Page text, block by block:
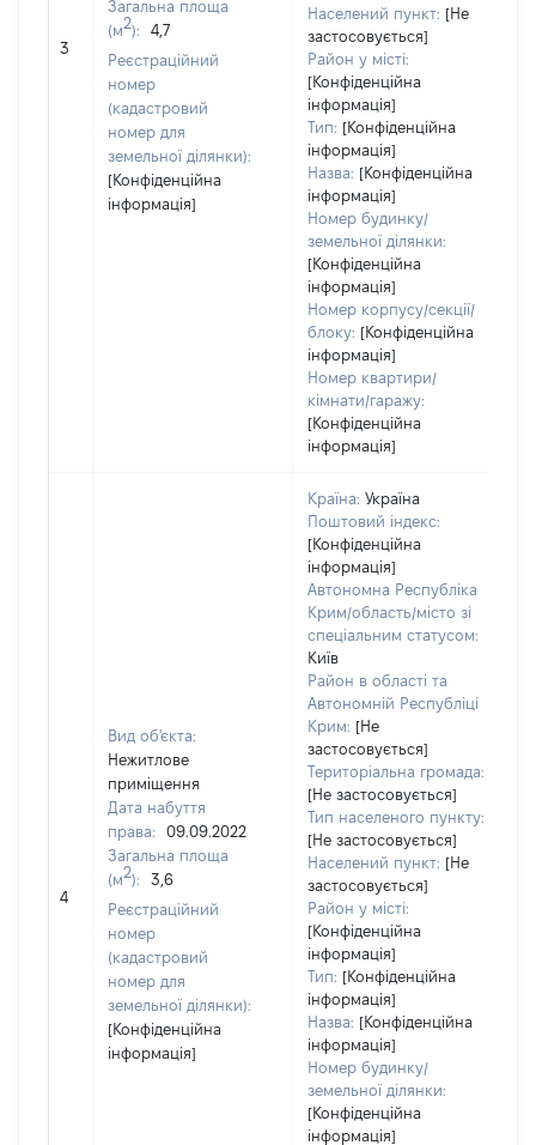
3
Загальна площа
(м2):
4,7
Реєстраційний
номер
(кадастровий
номер для
земельної ділянки):
[Конфіденційна
інформація]
Населений пункт: [Не
застосовується]
Район у місті:
[Конфіденційна
інформація]
Тип: [Конфіденційна
інформація]
Назва: [Конфіденційна
інформація]
Номер будинку/
земельної ділянки:
[Конфіденційна
інформація]
Номер корпусу/секції/
блоку: [Конфіденційна
інформація]
Номер квартири/
кімнати/гаражу:
[Конфіденційна
інформація]
4
Вид об'єкта:
Нежитлове
приміщення
Дата набуття
права:
09.09.2022
Загальна площа
(м2):
3,6
Реєстраційний
номер
(кадастровий
номер для
земельної ділянки):
[Конфіденційна
інформація]
Країна: Україна
Поштовий індекс:
[Конфіденційна
інформація]
Автономна Республіка
Крим/область/місто зі
спеціальним статусом:
Київ
Район в області та
Автономній Республіці
Крим: [Не
застосовується]
Територіальна громада:
[Не застосовується]
Тип населеного пункту:
[Не застосовується]
Населений пункт: [Не
застосовується]
Район у місті:
[Конфіденційна
інформація]
Тип: [Конфіденційна
інформація]
Назва: [Конфіденційна
інформація]
Номер будинку/
земельної ділянки:
[Конфіденційна
інформація]